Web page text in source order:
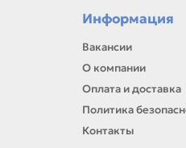
Информация
Вакансии
О компании
Оплата и доставка
Политика
Контакты